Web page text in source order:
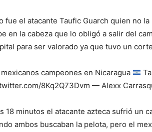
fue el atacante Taufic Guarch quien no
en la cabeza que lo obligó a salir del
para ser valorado ya que tuvo un
mexicanos campeones en Nicaragua
8Kq2Q73Dvm — Alexx
18 minutos el atacante azteca sufrió un
ambos buscaban la pelota, pero el